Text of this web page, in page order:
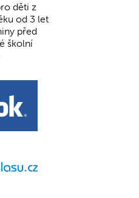
děti z
od 3 let
před
školní